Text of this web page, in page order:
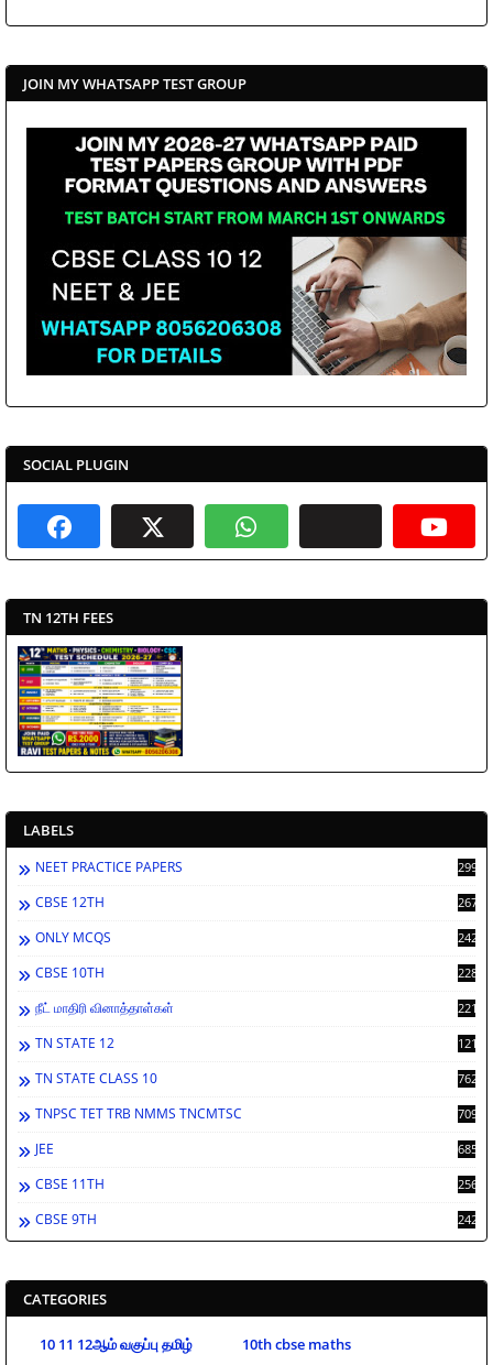
JOIN MY WHATSAPP TEST GROUP
SOCIAL PLUGIN
TN 12TH FEES
LABELS
NEET PRACTICE PAPERS 2998
CBSE 12TH 2671
ONLY MCQS 2429
CBSE 10TH 2283
நீட் மாதிரி வினாத்தாள்கள் 2213
TN STATE 12 1212
TN STATE CLASS 10 762
TNPSC TET TRB NMMS TNCMTSC 709
JEE 685
CBSE 11TH 256
CBSE 9TH 242
CATEGORIES
10 11 12ஆம் வகுப்பு தமிழ் 10th cbse maths